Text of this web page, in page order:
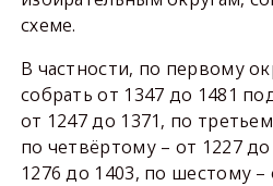
схеме.
В частности, по первому
собрать от 1347 до 1481
от 1247 до 1371, по
по четвёртому – от 1227
1276 до 1403, по шестому –